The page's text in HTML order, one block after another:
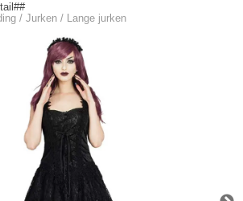
/ Jurken / Lange jurken